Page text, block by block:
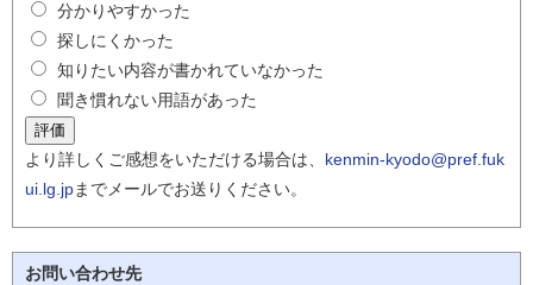
分かりやすかった
探しにくかった
知りたい内容が書かれていなかった
聞き慣れない用語があった
より詳しくご感想をいただける場合は、 kenmin-kyodo@pref.fuk
ui.lg.jpまでメールでお送りください。
お問い合わせ先